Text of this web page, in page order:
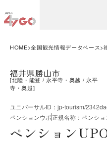
HOME 全国観光情報データベース
福井県勝山市
[北陸・能登 永平寺・奥越
永平
寺・奥越]
ユニバーサルID ： jp-tourism/
ペンションウポ正規名称 ： ペンシ
ペンション